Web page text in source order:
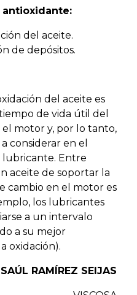
del aceite.
de depósitos.
del aceite es
de vida útil del
motor y, por lo tanto,
considerar en el
Entre
aceite de soportar la
cambio en el motor es
los lubricantes
a un intervalo
a su mejor
oxidación).
SAÚL RAMÍREZ SEIJAS